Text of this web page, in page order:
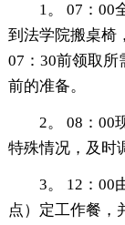
1。 07：00全
到法学院搬桌椅
07：30前领取
前的准备。
2。 08：00现
特殊情况，及时
3。 12：00由
点）定工作餐，